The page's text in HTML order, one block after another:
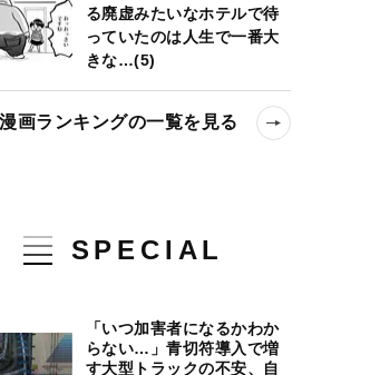
で鉄棒練習に付き合う子煩悩なパパ…1月より休
る廃虚みたいなホテルで待
っていたのは人生で一番大
きな…(5)
漫画ランキングの一覧を見る
SPECIAL
「いつ加害者になるかわか
らない…」青切符導入で増
す大型トラックの不安、自